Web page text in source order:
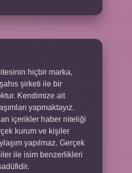
hiçbir marka,
şirketi ile bir
Kendimize ait
yapmaktayız.
içerikler haber niteliği
kurum ve kişiler
yapılmaz. Gerçek
ile isim benzerlikleri